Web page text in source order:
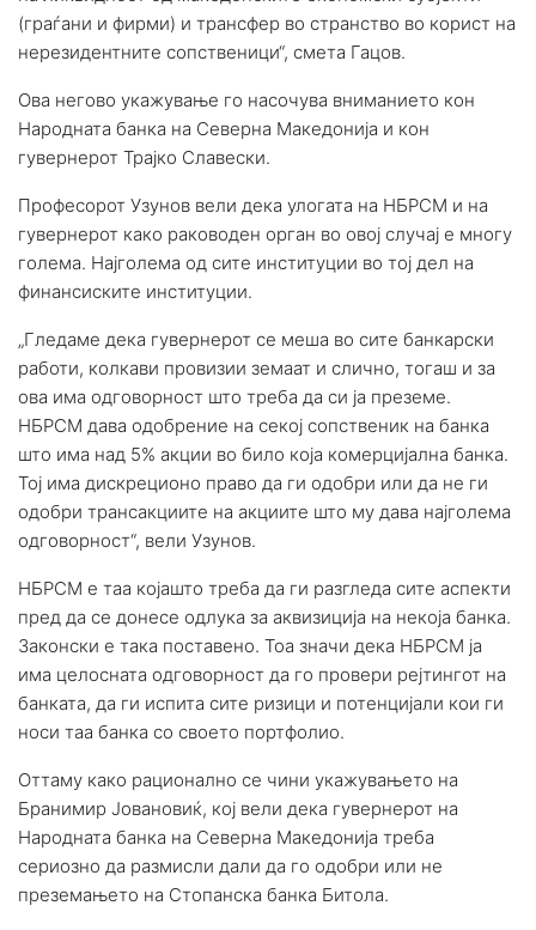
(граѓани и фирми) и трансфер во странство во корист на
нерезидентните сопственици“, смета Гацов.
Ова негово укажување го насочува вниманието кон
Народната банка на Северна Македонија и кон
гувернерот Трајко Славески.
Професорот Узунов вели дека улогата на НБРСМ и на
гувернерот како раководен орган во овој случај е многу
голема. Најголема од сите институции во тој дел на
финансиските институции.
„Гледаме дека гувернерот се меша во сите банкарски
работи, колкави провизии земаат и слично, тогаш и за
ова има одговорност што треба да си ја преземе.
НБРСМ дава одобрение на секој сопственик на банка
што има над 5% акции во било која комерцијална банка.
Тој има дискреционо право да ги одобри или да не ги
одобри трансакциите на акциите што му дава најголема
одговорност“, вели Узунов.
НБРСМ е таа којашто треба да ги разгледа сите аспекти
пред да се донесе одлука за аквизиција на некоја банка.
Законски е така поставено. Тоа значи дека НБРСМ ја
има целосната одговорност да го провери рејтингот на
банката, да ги испита сите ризици и потенцијали кои ги
носи таа банка со своето портфолио.
Оттаму како рационално се чини укажувањето на
Бранимир Јовановиќ, кој вели дека гувернерот на
Народната банка на Северна Македонија треба
сериозно да размисли дали да го одобри или не
преземањето на Стопанска банка Битола.